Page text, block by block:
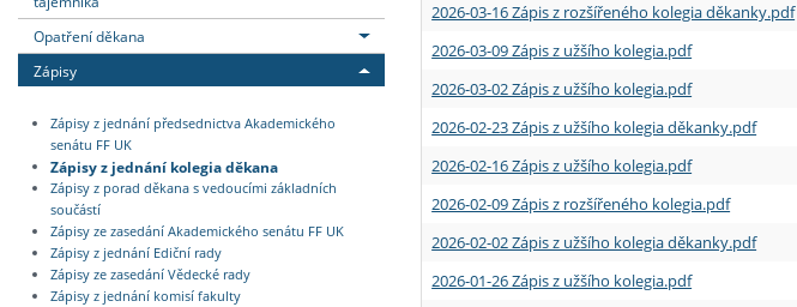
Opatření děkana
Zápisy
Zápisy z jednání předsednictva Akademického
senátu FF UK
Zápisy z jednání kolegia děkana
Zápisy z porad děkana s vedoucími základních
součástí
Zápisy ze zasedání Akademického senátu FF UK
Zápisy z jednání Ediční rady
Zápisy ze zasedání Vědecké rady
Zápisy z jednání komisí fakulty
2026-03-16 Zápis z rozšířeného kolegia děkanky.pdf
2026-03-09 Zápis z užšího kolegia.pdf
2026-03-02 Zápis z užšího kolegia.pdf
2026-02-23 Zápis z užšího kolegia děkanky.pdf
2026-02-16 Zápis z užšího kolegia.pdf
2026-02-09 Zápis z rozšířeného kolegia.pdf
2026-02-02 Zápis z užšího kolegia děkanky.pdf
2026-01-26 Zápis z užšího kolegia.pdf